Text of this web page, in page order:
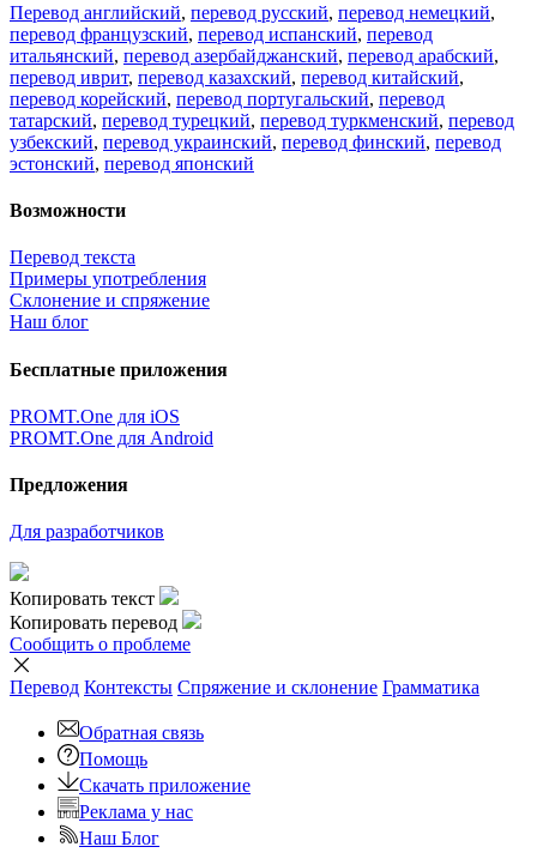
Перевод английский, перевод русский, перевод немецкий,
перевод французский, перевод испанский, перевод
итальянский, перевод азербайджанский, перевод арабский,
перевод иврит, перевод казахский, перевод китайский,
перевод корейский, перевод португальский, перевод
татарский, перевод турецкий, перевод туркменский, перевод
узбекский, перевод украинский, перевод финский, перевод
эстонский, перевод японский
Возможности
Перевод текста
Примеры употребления
Склонение и спряжение
Наш блог
Бесплатные приложения
PROMT.One для iOS
PROMT.One для Android
Предложения
Для разработчиков
Копировать текст
Копировать перевод
Сообщить о проблеме
Перевод Контексты Спряжение и склонение Грамматика
Обратная связь
Помощь
Скачать приложение
Реклама у нас
Наш Блог